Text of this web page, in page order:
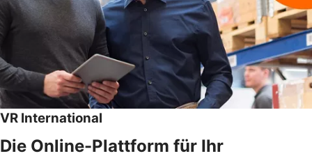
VR International
Die Online-Plattform für Ihr